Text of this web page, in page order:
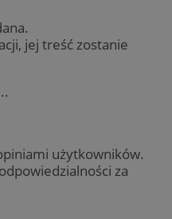
jej treść zostanie
użytkowników.
za